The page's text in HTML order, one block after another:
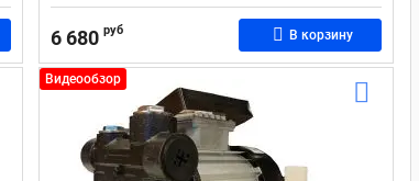
6 680 руб В корзину
Видеообзор